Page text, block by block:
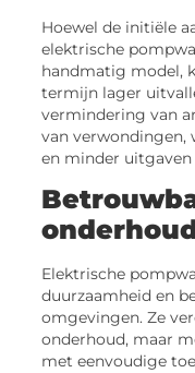
Hoewel de initiële
elektrische
handmatig model,
termijn lager
vermindering van
van verwondingen,
en minder
Elektrische
duurzaamheid en
omgevingen. Ze
onderhoud, maar
met eenvoudige